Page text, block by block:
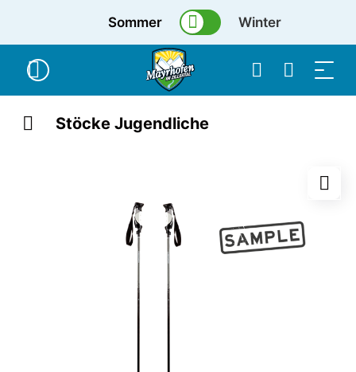
Sommer Winter
Stöcke Jugendliche